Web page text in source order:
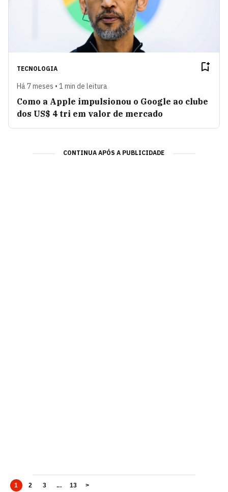
TECNOLOGIA
Há 7 meses • 1 min de leitura
Como a Apple impulsionou o Google ao clube
dos US$ 4 tri em valor de mercado
CONTINUA APÓS A PUBLICIDADE
1 2 3 ... 13 >